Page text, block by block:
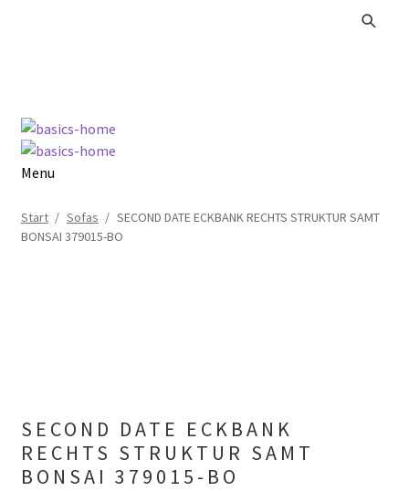
Zur
Navigation
springen
Zum
Inhalt
springen
Menu
Start / Sofas / SECOND DATE ECKBANK RECHTS STRUKTUR SAMT
BONSAI 379015-BO
SECOND DATE ECKBANK
RECHTS STRUKTUR SAMT
BONSAI 379015-BO